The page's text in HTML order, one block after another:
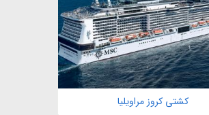
مشاهده
کشتی کروز مراویلیا